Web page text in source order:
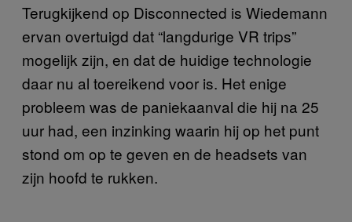
Terugkijkend op Disconnected is Wiedemann
ervan overtuigd dat “langdurige VR trips”
mogelijk zijn, en dat de huidige technologie
daar nu al toereikend voor is. Het enige
probleem was de paniekaanval die hij na 25
uur had, een inzinking waarin hij op het punt
stond om op te geven en de headsets van
zijn hoofd te rukken.